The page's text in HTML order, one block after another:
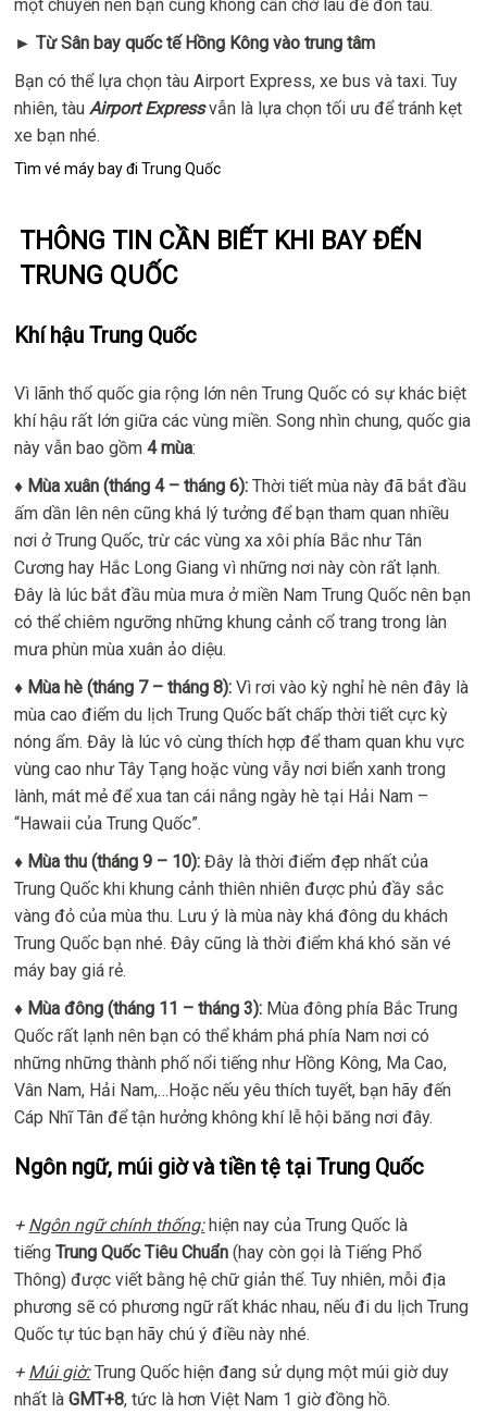
một chuyến nên bạn cũng không cần chờ lâu để đón tàu.
►Từ Sân bay quốc tế Hồng Kông vào trung tâm
Bạn có thể lựa chọn tàu Airport Express, xe bus và taxi. Tuy
nhiên, tàuAirport Expressvẫn là lựa chọn tối ưu để tránh kẹt
xe bạn nhé.
Tìm vé máy bay đi Trung Quốc
THÔNG TIN CẦN BIẾT KHI BAY ĐẾN
TRUNG QUỐC
Khí hậu Trung Quốc
Vì lãnh thổ quốc gia rộng lớn nên Trung Quốc có sự khác biệt
khí hậu rất lớn giữa các vùng miền. Song nhìn chung, quốc gia
này vẫn bao gồm 4 mùa:
♦ Mùa xuân (tháng 4 – tháng 6): Thời tiết mùa này đã bắt đầu
ấm dần lên nên cũng khá lý tưởng để bạn tham quan nhiều
nơi ở Trung Quốc, trừ các vùng xa xôi phía Bắc như Tân
Cương hay Hắc Long Giang vì những nơi này còn rất lạnh.
Đây là lúc bắt đầu mùa mưa ở miền Nam Trung Quốc nên bạn
có thể chiêm ngưỡng những khung cảnh cổ trang trong làn
mưa phùn mùa xuân ảo diệu.
♦ Mùa hè (tháng 7 – tháng 8): Vì rơi vào kỳ nghỉ hè nên đây là
mùa cao điểm du lịch Trung Quốc bất chấp thời tiết cực kỳ
nóng ẩm. Đây là lúc vô cùng thích hợp để tham quan khu vực
vùng cao như Tây Tạng hoặc vùng vẫy nơi biển xanh trong
lành, mát mẻ để xua tan cái nắng ngày hè tại Hải Nam –
“Hawaii của Trung Quốc”.
♦ Mùa thu (tháng 9 – 10): Đây là thời điểm đẹp nhất của
Trung Quốc khi khung cảnh thiên nhiên được phủ đầy sắc
vàng đỏ của mùa thu. Lưu ý là mùa này khá đông du khách
Trung Quốc bạn nhé. Đây cũng là thời điểm khá khó săn vé
máy bay giá rẻ.
♦ Mùa đông (tháng 11 – tháng 3): Mùa đông phía Bắc Trung
Quốc rất lạnh nên bạn có thể khám phá phía Nam nơi có
những những thành phố nổi tiếng như Hồng Kông, Ma Cao,
Vân Nam, Hải Nam,…Hoặc nếu yêu thích tuyết, bạn hãy đến
Cáp Nhĩ Tân để tận hưởng không khí lễ hội băng nơi đây.
Ngôn ngữ, múi giờ và tiền tệ tại Trung Quốc
+ Ngôn ngữ chính thống:hiện nay của Trung Quốc là
tiếngTrung Quốc Tiêu Chuẩn (hay còn gọi là Tiếng Phổ
Thông) được viết bằng hệ chữ giản thể. Tuy nhiên, mỗi địa
phương sẽ có phương ngữ rất khác nhau, nếu đi du lịch Trung
Quốc tự túc bạn hãy chú ý điều này nhé.
+ Múi giờ:Trung Quốc hiện đang sử dụng một múi giờ duy
nhất làGMT+8, tức là hơn Việt Nam 1 giờ đồng hồ.